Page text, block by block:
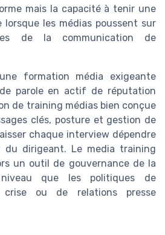
mais la capacité à tenir une
lorsque les médias poussent sur
de la communication de
formation média exigeante
parole en actif de réputation
de training médias bien conçue
clés, posture et gestion de
chaque interview dépendre
du dirigeant. Le media training
un outil de gouvernance de la
que les politiques de
crise ou de relations presse